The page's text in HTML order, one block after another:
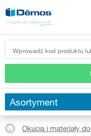
Asortyment
Okucia i materiały